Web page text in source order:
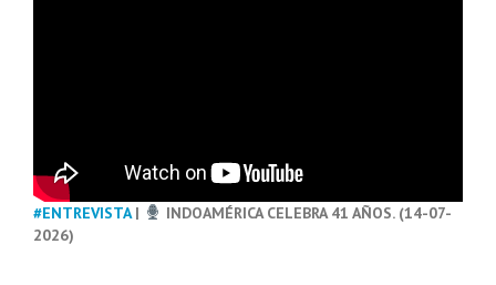
#ENTREVISTA|
INDOAMÉRICA CELEBRA 41 AÑOS. (14-07-
2026)